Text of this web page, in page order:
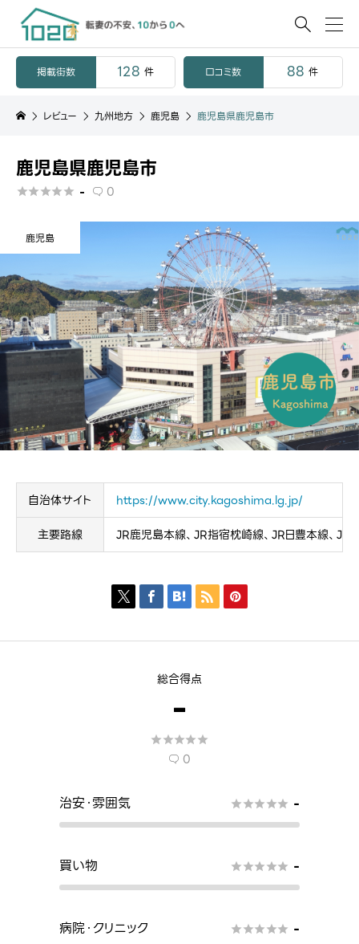

掲載街数 128 件 口コミ数 88 件
レビュー 九州地方 鹿児島 鹿児島県鹿児島市
鹿児島県鹿児島市
 -  0
鹿児島
自治体サイト
https://www.city.kagoshima.lg.jp/
主要路線
JR鹿児島本線、JR指宿枕崎線、JR日豊本線、
    
総合得点
-

 0
治安・雰囲気  -
買い物  -
病院・クリニック  -